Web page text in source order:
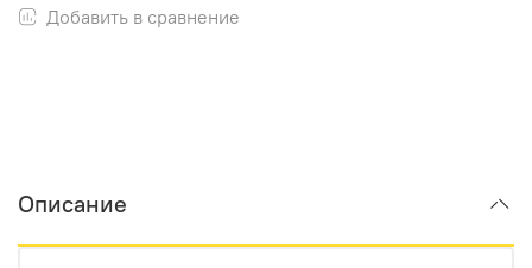
Добавить в сравнение
Описание